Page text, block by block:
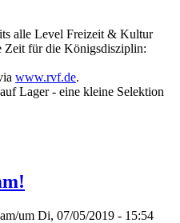
alle Level Freizeit & Kultur
Zeit für die Königsdisziplin:
www.rvf.de.
Lager - eine kleine Selektion
am/um Di, 07/05/2019 - 15:54